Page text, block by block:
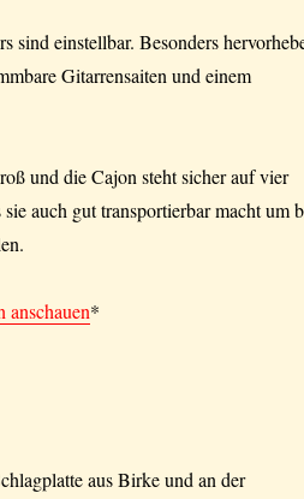
sind einstellbar. Besonders
Gitarrensaiten und einem
und die Cajon steht sicher auf vier
auch gut transportierbar macht um
anschauen*
aus Birke und an der